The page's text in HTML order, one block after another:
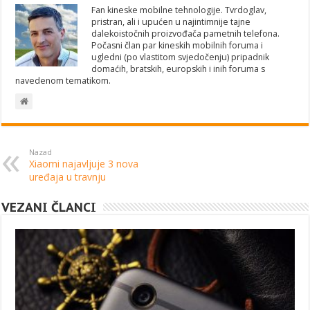
Fan kineske mobilne tehnologije. Tvrdoglav,
pristran, ali i upućen u najintimnije tajne
dalekoistočnih proizvođača pametnih telefona.
Počasni član par kineskih mobilnih foruma i
ugledni (po vlastitom svjedočenju) pripadnik
domaćih, bratskih, europskih i inih foruma s
navedenom tematikom.
Nazad
Xiaomi najavljuje 3 nova
uređaja u travnju
VEZANI ČLANCI